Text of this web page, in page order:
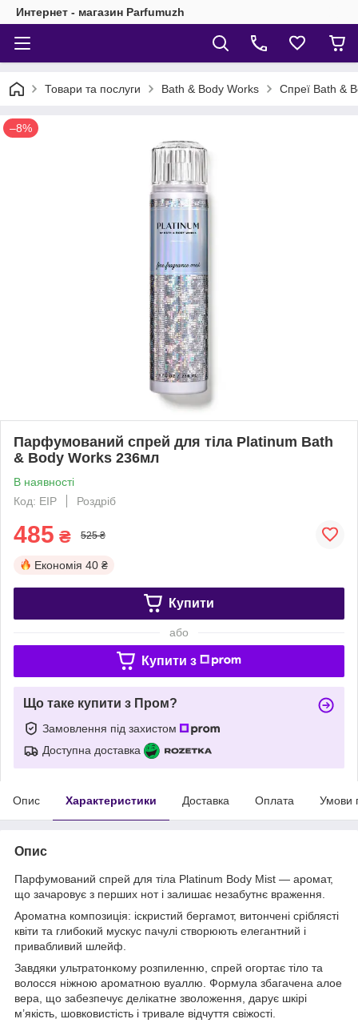
Интернет - магазин Parfumuzh
Товари та послуги Bath & Body Works Спреї Bath &
–8%
Парфумований спрей для тіла Platinum Bath
& Body Works 236мл
В наявності
Код: EIP
Роздріб
485 ₴ 525 ₴
Економія 40 ₴
Купити
або
Купити з
Що таке купити з Пром?
Замовлення під захистом
Доступна доставка
Опис Характеристики Доставка Оплата Умови
Опис
Парфумований спрей для тіла Platinum Body Mist — аромат,
що зачаровує з перших нот і залишає незабутнє враження.
Ароматна композиція: іскристий бергамот, витончені сріблясті
квіти та глибокий мускус пачулі створюють елегантний і
привабливий шлейф.
Завдяки ультратонкому розпиленню, спрей огортає тіло та
волосся ніжною ароматною вуаллю. Формула збагачена алое
вера, що забезпечує делікатне зволоження, дарує шкірі
м’якість, шовковистість і тривале відчуття свіжості.